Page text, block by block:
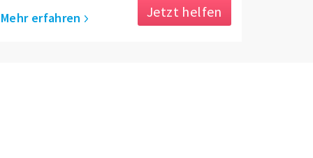
Mehr erfahren Jetzt helfen